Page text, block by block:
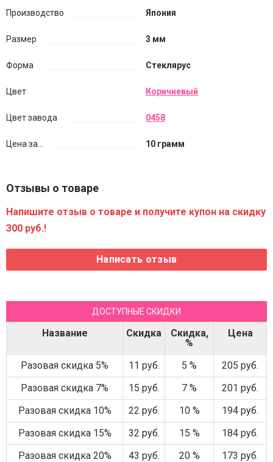
Производство Япония
Размер 3 мм
Форма Стеклярус
Цвет Коричневый
Цвет завода 0458
Цена за... 10 грамм
Отзывы о товаре
Напишите отзыв о товаре и получите купон на скидку
300 руб.!
ДОСТУПНЫЕ СКИДКИ
Название Скидка
Скидка,
%
Цена
Разовая скидка 5% 11 руб. 5 %
205 руб.
Разовая скидка 7%
15 руб. 7 %
201 руб.
Разовая скидка 10%
22 руб. 10 %
194 руб.
Разовая скидка 15%
32 руб. 15 %
184 руб.
Разовая скидка 20%
43 руб. 20 %
173 руб.